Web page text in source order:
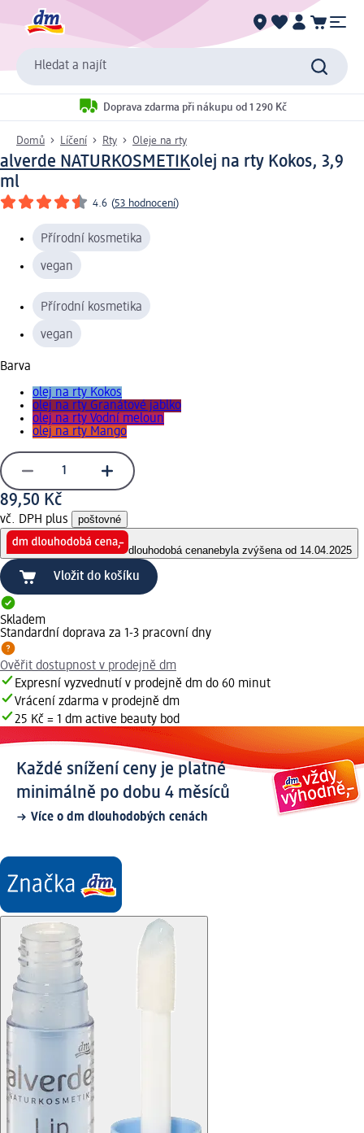
Hledat a najít
Doprava zdarma při nákupu od 1 290 Kč
Domů Líčení Rty Oleje na rty
alverde NATURKOSMETIKolej na rty Kokos, 3,9
ml
4.6 (53 hodnocení)
Přírodní kosmetika
vegan
Přírodní kosmetika
vegan
Barva
olej na rty Kokos
olej na rty Granátové jablko
olej na rty Vodní meloun
olej na rty Mango
89,50 Kč
vč. DPH plus poštovné
dlouhodobá cenanebyla zvýšena od 14.04.2025
Vložit do košíku
Skladem
Standardní doprava za 1-3 pracovní dny
Ověřit dostupnost v prodejně dm
Expresní vyzvednutí v prodejně dm do 60 minut
Vrácení zdarma v prodejně dm
25 Kč = 1 dm active beauty bod
Každé snížení ceny je platné
minimálně po dobu 4 měsíců
Více o dm dlouhodobých cenách